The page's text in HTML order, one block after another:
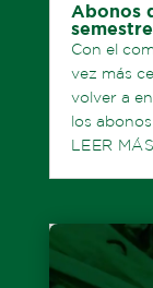
Abonos
semestre
Con el
vez más
volver a
los abonos
LEER MÁS